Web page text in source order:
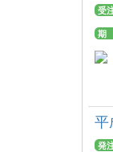
受
期
平
発